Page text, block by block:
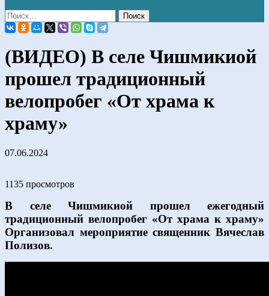
(ВИДЕО) В селе Чишмикиой
прошел традиционный
велопробег «От храма к
храму»
07.06.2024
1135 просмотров
В селе Чишмикиой прошел ежегодный
традиционный велопробег «От храма к храму»
Организовал мероприятие священник Вячеслав
Полизов.